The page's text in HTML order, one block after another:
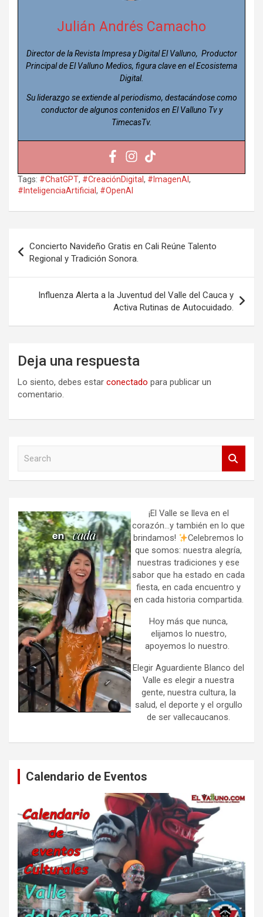
Julián Andrés Camacho
Director de la Revista Impresa y Digital El Valluno, Productor
Principal de El Valluno Medios, figura clave en el Ecosistema
Digital.
Su liderazgo se extiende al periodismo, destacándose como
conductor de algunos contenidos en El Valluno Tv y
TimecasTv.
Tags: #ChatGPT, #CreaciónDigital, #ImagenAI,
#InteligenciaArtificial, #OpenAI
de
entradas
Concierto Navideño Gratis en Cali Reúne Talento
Regional y Tradición Sonora.
Influenza Alerta a la Juventud del Valle del Cauca y
Activa Rutinas de Autocuidado.
Deja una respuesta
Lo siento, debes estar conectado para publicar un
comentario.
h
¡El Valle se lleva en el
corazón…y también en lo que
brindamos!
Celebremos lo
que somos: nuestra alegría,
nuestras tradiciones y ese
sabor que ha estado en cada
fiesta, en cada encuentro y
en cada historia compartida.
Hoy más que nunca,
elijamos lo nuestro,
apoyemos lo nuestro.
Elegir Aguardiente Blanco del
Valle es elegir a nuestra
gente, nuestra cultura, la
salud, el deporte y el orgullo
de ser vallecaucanos.
Calendario de Eventos